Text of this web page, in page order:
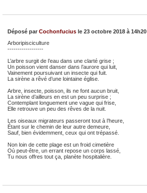
Déposé par Cochonfucius le 23 octobre 2018 à 14h20
Arboripisciculture
------------------
L’arbre surgit de l’eau dans une clarté grise ;
Un poisson vient danser dans l’aurore qui luit,
Vainement poursuivant un insecte qui fuit.
La sirène a rêvé d’une lointaine église.
Arbre, insecte, poisson, ils ne font aucun bruit,
La sirène d’ailleurs en est un peu surprise ;
Contemplant longuement une vague qui frise,
Elle retrouve un peu des rêves de la nuit.
Les oiseaux migrateurs passeront tout à l’heure,
Étant sur le chemin de leur autre demeure,
Sauf, bien évidemment, ceux qui ont trépassé.
Non loin de cette plage est un froid cimetière
Où peut-être, un errant repose un corps lassé,
Tu nous offres tout ça, planète hospitalière.